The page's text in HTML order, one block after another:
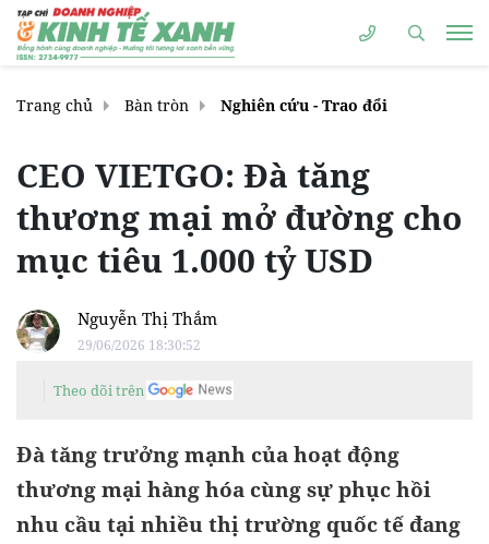
Trang chủ Bàn tròn Nghiên cứu - Trao đổi
CEO VIETGO: Đà tăng
thương mại mở đường cho
mục tiêu 1.000 tỷ USD
Nguyễn Thị Thắm
29/06/2026 18:30:52
Theo dõi trên
Đà tăng trưởng mạnh của hoạt động
thương mại hàng hóa cùng sự phục hồi
nhu cầu tại nhiều thị trường quốc tế đang